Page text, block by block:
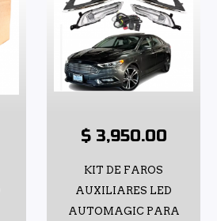
$ 3,950.00
KIT DE FAROS
AUXILIARES LED
AUTOMAGIC PARA